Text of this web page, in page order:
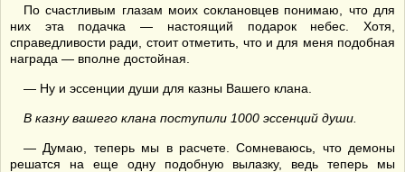
По счастливым глазам моих соклановцев понимаю, что для
них эта подачка — настоящий подарок небес. Хотя,
справедливости ради, стоит отметить, что и для меня подобная
награда — вполне достойная.
— Ну и эссенции души для казны Вашего клана.
В казну вашего клана поступили 1000 эссенций души.
— Думаю, теперь мы в расчете. Сомневаюсь, что демоны
решатся на еще одну подобную вылазку, ведь теперь мы